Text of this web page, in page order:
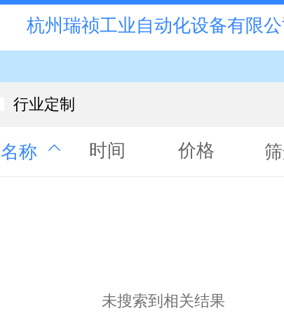
杭州瑞祯工业自动化设备有限公
行业定制
名称 时间 价格
未搜索到相关结果